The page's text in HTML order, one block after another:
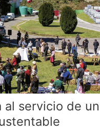
al servicio de